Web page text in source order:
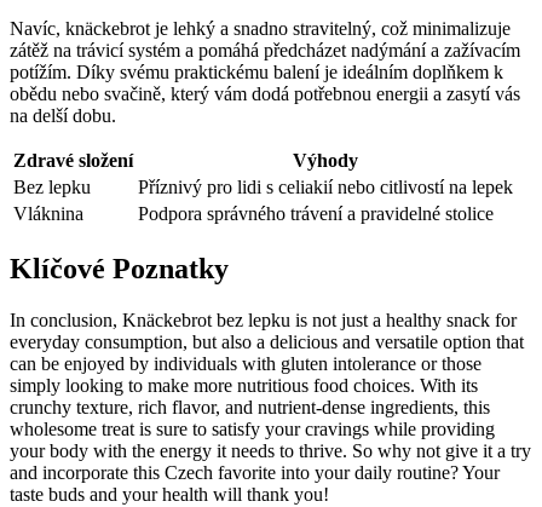
Navíc, knäckebrot je lehký a snadno stravitelný, což minimalizuje
zátěž na trávicí systém a pomáhá předcházet nadýmání a zažívacím
potížím. Díky svému praktickému balení je ideálním doplňkem k
obědu nebo svačině, který vám dodá potřebnou energii a zasytí vás
na delší dobu.
Zdravé složení
Výhody
Bez lepku
Příznivý pro lidi s celiakií nebo citlivostí na lepek
Vláknina
Podpora správného trávení a pravidelné stolice
Klíčové Poznatky
In conclusion, Knäckebrot bez lepku is not just a healthy snack for
everyday consumption, but also a delicious and versatile option that
can be enjoyed by individuals with gluten intolerance or those
simply looking to make more nutritious food choices. With its
crunchy texture, rich flavor, and nutrient-dense ingredients, this
wholesome treat is sure to satisfy your cravings while providing
your body with the energy it needs to thrive. So why not give it a try
and incorporate this Czech favorite into your daily routine? Your
taste buds and your health will thank you!